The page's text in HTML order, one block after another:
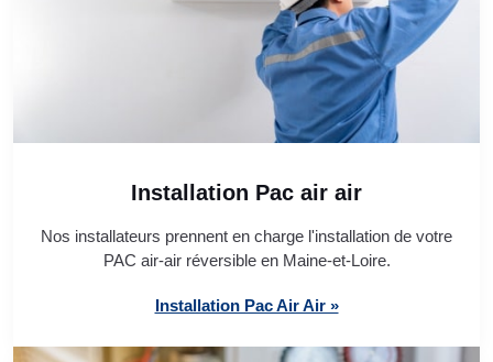
Installation Pac air air
Nos installateurs prennent en charge l'installation de votre
PAC air-air réversible en Maine-et-Loire.
Installation Pac Air Air »